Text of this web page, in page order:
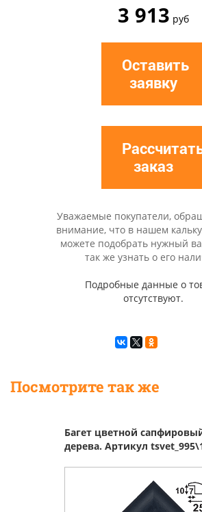
3 913 руб
Оставить
заявку
заказ
Уважаемые покупатели,
внимание, что в нашем
можете подобрать нужный
так же узнать о его
Подробные данные о
отсутствуют.
Посмотрите так же
Багет цветной
дерева. Артикул